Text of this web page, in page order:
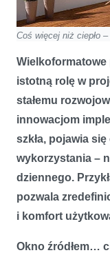
Coś więcej niż ciepło
istotną rolę w
stałemu
innowacjom
szkła, pojawia
wykorzystania –
dziennego.
pozwala
i komfort
Okno źródłem…